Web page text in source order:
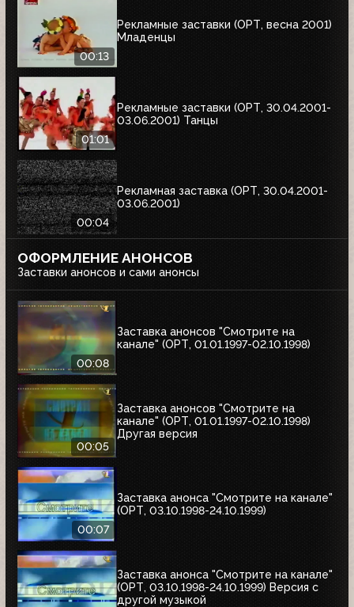
00:13
Рекламные заставки (ОРТ, весна 2001)
Младенцы
01:01
Рекламные заставки (ОРТ, 30.04.2001-
03.06.2001) Танцы
00:04
Рекламная заставка (ОРТ, 30.04.2001-
03.06.2001)
ОФОРМЛЕНИЕ АНОНСОВ
Заставки анонсов и сами анонсы
00:08
Заставка анонсов "Смотрите на
канале" (ОРТ, 01.01.1997-02.10.1998)
00:05
Заставка анонсов "Смотрите на
канале" (ОРТ, 01.01.1997-02.10.1998)
Другая версия
00:07
Заставка анонса "Смотрите на канале"
(ОРТ, 03.10.1998-24.10.1999)
Заставка анонса "Смотрите на канале"
(ОРТ, 03.10.1998-24.10.1999) Версия с
другой музыкой